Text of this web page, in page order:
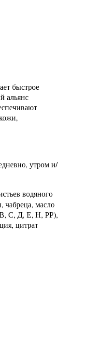
быстрое
альянс
утром и/
водяного
чабреца, масло
В, С, Д, Е, Н, РР),
цитрат